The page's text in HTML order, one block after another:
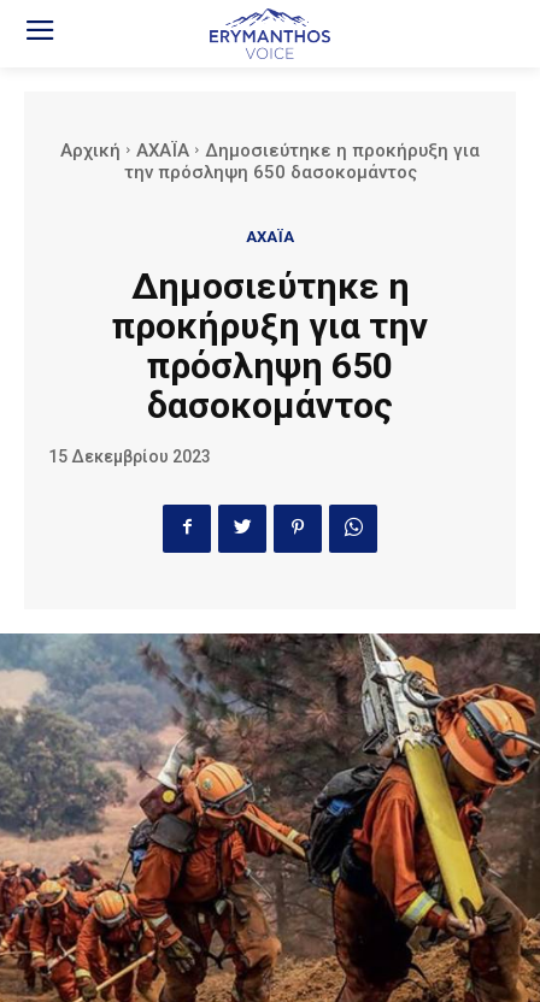
Αρχική ΑΧΑΪΑ
Δημοσιεύτηκε η προκήρυξη για
την πρόσληψη 650 δασοκομάντος
ΑΧΑΪΑ
Δημοσιεύτηκε η
προκήρυξη για την
πρόσληψη 650
δασοκομάντος
15 Δεκεμβρίου 2023